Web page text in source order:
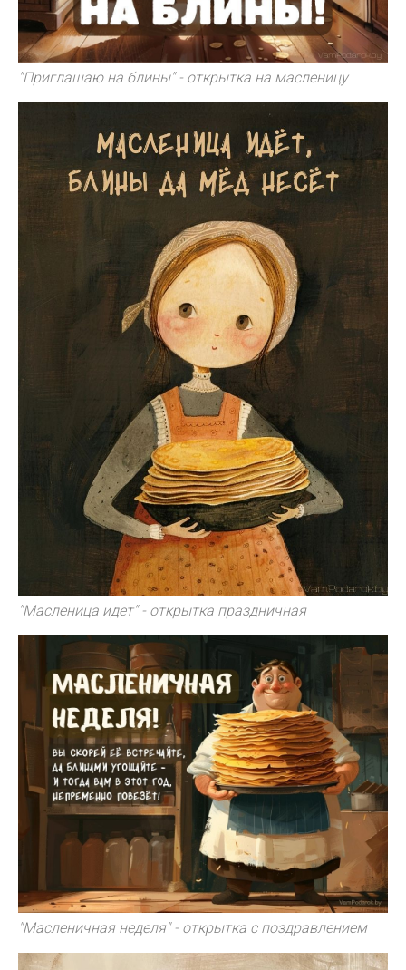
"Приглашаю на блины" - открытка на масленицу
"Масленица идет" - открытка праздничная
"Масленичная неделя" - открытка с поздравлением